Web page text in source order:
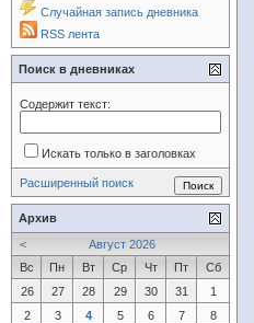
Случайная запись дневника
RSS лента
Поиск в дневниках
Содержит текст:
Искать только в заголовках
Расширенный поиск
Архив
<
Август 2026
Вс
Пн Вт Ср Чт Пт
Сб
26
27 28 29 30 31
1
2
3 4 5 6 7
8